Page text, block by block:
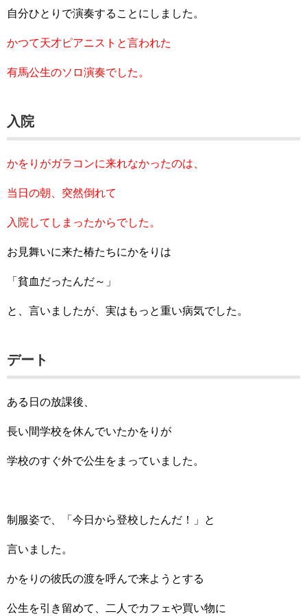
自分ひとりで演奏することにしました。
かつて天才ピアニストと言われた
有馬公生のソロ演奏でした。
入院
かをりがガラコンに来れなかったのは、
当日の朝、突然倒れて
入院してしまったからでした。
お見舞いに来た椿たちにかをりは
「貧血だったんだ～」
と、言いましたが、実はもっと重い病気でした。
デート
ある日の放課後、
長い間学校を休んでいたかをりが
学校のすぐ外で公生をまっていました。
制服姿で、「今日から登校したんだ！」と
言いました。
かをりの彼氏の渡を呼んで来ようとする
公生を引き留めて、二人でカフェや買い物に